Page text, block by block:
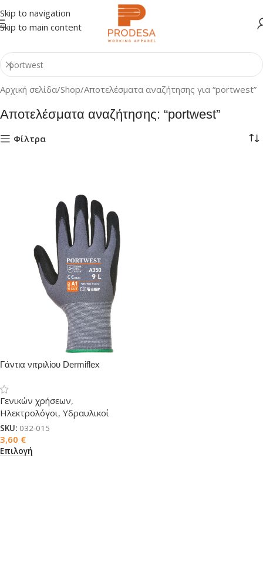
Skip to navigation
Skip to main content
Αρχική σελίδα Shop Αποτελέσματα αναζήτησης για “portwest”
Αποτελέσματα αναζήτησης: “portwest”
Φίλτρα
Γάντια νιτριλίου Dermiflex
Γενικών χρήσεων,
Ηλεκτρολόγοι, Υδραυλικοί
SKU: 032-015
3,60 €
Επιλογή